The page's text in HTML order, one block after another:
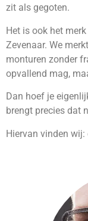
zit als gegoten.
Het is ook het
Zevenaar. We
monturen zonder
opvallend mag,
Dan hoef je
brengt precies dat
Hiervan vinden wij: